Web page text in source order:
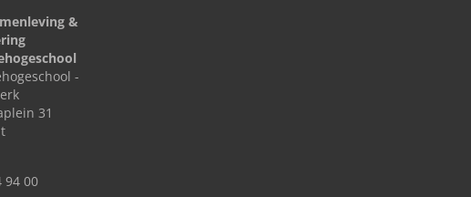
&
-
31
94 00